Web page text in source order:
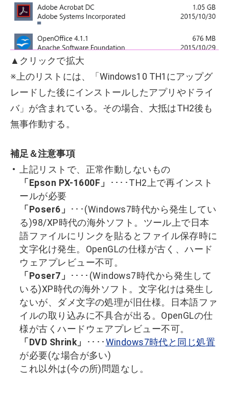
▲クリックで拡大
※上のリストには、「Windows10 TH1にアップグ
レードした後にインストールしたアプリやドライ
バ」が含まれている。その場合、大抵はTH2後も
無事作動する。
補足＆注意事項
上記リストで、正常作動しないもの
「Epson PX-1600F」
････TH2上で再インスト
ールが必要
「Poser6」
･･･(Windows7時代から発生してい
る)98/XP時代の海外ソフト。ツール上で日本
語ファイルにリンクを貼るとファイル保存時に
文字化け発生。OpenGLの仕様が古く、ハード
ウェアプレビュー不可。
「Poser7」
････(Windows7時代から発生して
いる)XP時代の海外ソフト。文字化けは発生し
ないが、ダメ文字の処理が旧仕様。日本語ファ
イルの取り込みに不具合が出る。OpenGLの仕
様が古くハードウェアプレビュー不可。
「DVD Shrink」
････ Windows7時代と同じ処置
が必要(な場合が多い)
これ以外は(今の所)問題なし。